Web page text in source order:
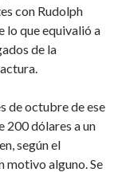
con Rudolph
lo que equivalió a
de la
de octubre de ese
200 dólares a un
según el
motivo alguno. Se